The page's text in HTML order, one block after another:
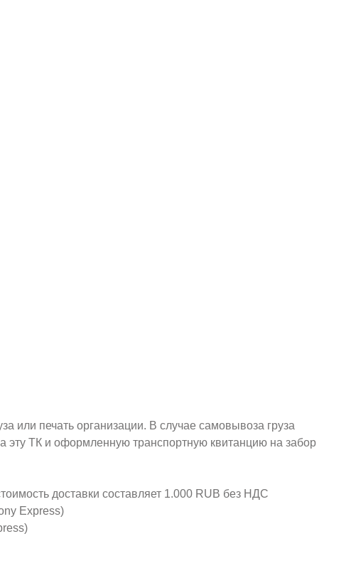
или печать организации. В случае самовывоза груза
эту ТК и оформленную транспортную квитанцию на забор
доставки составляет 1.000 RUB без НДС
Express)